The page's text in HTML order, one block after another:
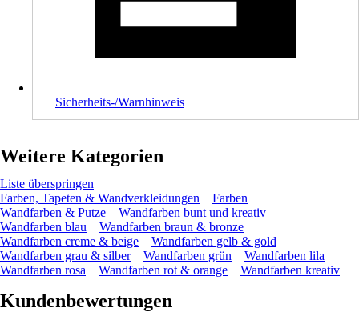
Sicherheits-/Warnhinweis
Weitere Kategorien
Liste überspringen
Farben, Tapeten & Wandverkleidungen
Farben
Wandfarben & Putze
Wandfarben bunt und kreativ
Wandfarben blau
Wandfarben braun & bronze
Wandfarben creme & beige
Wandfarben gelb & gold
Wandfarben grau & silber
Wandfarben grün
Wandfarben lila
Wandfarben rosa
Wandfarben rot & orange Wandfarben kreativ
Kundenbewertungen